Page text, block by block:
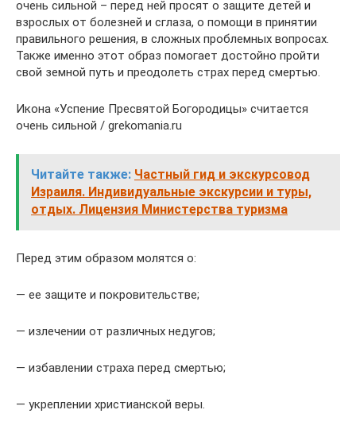
очень сильной – перед ней просят о защите детей и
взрослых от болезней и сглаза, о помощи в принятии
правильного решения, в сложных проблемных вопросах.
Также именно этот образ помогает достойно пройти
свой земной путь и преодолеть страх перед смертью.
Икона «Успение Пресвятой Богородицы» считается
очень сильной / grekomania.ru
Читайте также: Частный гид и экскурсовод
Израиля. Индивидуальные экскурсии и туры,
отдых. Лицензия Министерства туризма
Перед этим образом молятся о:
— ее защите и покровительстве;
— излечении от различных недугов;
— избавлении страха перед смертью;
— укреплении христианской веры.